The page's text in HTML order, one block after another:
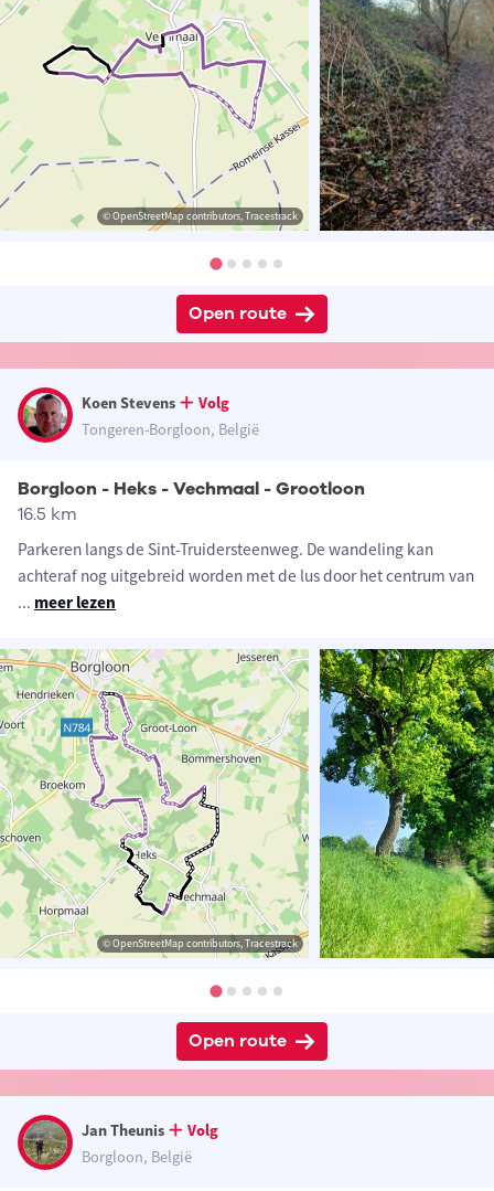
© OpenStreetMap contributors, Tracestrack
Open route
Koen Stevens
Volg
Tongeren-Borgloon, België
Borgloon - Heks - Vechmaal - Grootloon
16.5 km
Parkeren langs de Sint-Truidersteenweg. De wandeling kan
achteraf nog uitgebreid worden met de lus door het centrum van
... meer lezen
© OpenStreetMap contributors, Tracestrack
Open route
Jan Theunis
Volg
Borgloon, België